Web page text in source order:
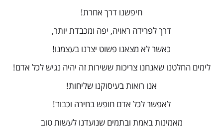
חיפשנו דרך אחרת!
דרך לפרידה ראויה, יפה ומכבדת יותר,
כאשר לא מצאנו פשוט יצרנו בעצמנו!
לימים החלטנו שאנחנו צריכות ששירות זה יהיה נגיש לכל אדם!
אנו רואות בעיסוקנו שליחות!
לאפשר לכל אדם חופש בחירה וכבוד!
מאמינות באמת ובתמים שנועדנו לעשות טוב